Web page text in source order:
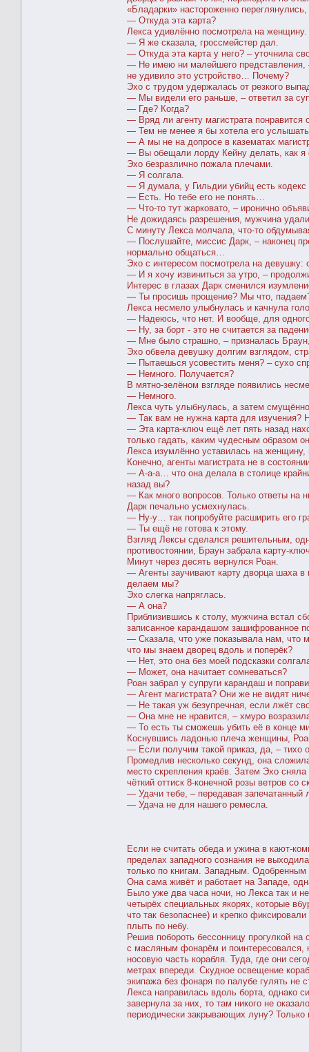
«Бладарки» настороженно
― Откуда эта карта?
Лекса удивлённо посмотрела на женщину.
― Я же сказала, гроссмейстер дал.
― Откуда эта карта у него? – уточнила
― Не имею ни малейшего представления,
не удивило это устройство… Почему?
Эхо с трудом удержалась от резкого
― Мы видели его раньше, – ответил за
― Где? Когда?
― Вряд ли агенту магистрата понравится
― Тем не менее я бы хотела его
― А мы не на допросе в казематах
― Вы обещали лорду Кейну делать, как я
Эхо безразлично пожала плечами.
― Я солгала.
― Я думала, у Гильдии убийц есть кодекс
― Есть. Но тебе его не понять…
― Что-то тут жарковато, – иронично
Не дожидаясь разрешения, мужчина
С минуту Лекса молчала, что-то
― Послушайте, миссис Дарк, – наконец
нормально общаться…
Эхо с интересом посмотрела на девушку:
― И я хочу извиниться за утро, –
Интерес в глазах Дарк сменился
― Ты просишь прощение? Мы что,
Лекса несмело улыбнулась и качнула
― Надеюсь, что нет. И вообще, для
― Ну, за борт - это не считается за
― Мне было страшно, – призналась
Эхо обвела девушку долгим взглядом,
― Пытаешься усовестить меня? – сухо
― Немного. Получается?
В мятно-зелёном взгляде появились
― Немного.
Лекса чуть улыбнулась, а затем
― Так вам не нужна карта для изучения?
― Эта карта-ключ ещё лет пять назад
только гадать, каким чудесным образом
Лекса изумлённо уставилась на
Конечно, агенты магистрата не в
― А-а-а… что она делала в столице
назад вы?
― Как много вопросов. Только ответы на
Дарк печально усмехнулась.
― Ну-у… так попробуйте расширить его
― Ты ещё не готова к этому.
Взгляд Лексы сделался решительным,
противостоянии, Браун забрала карту-
Минут через десять вернулся Роан.
― Агенты заучивают карту дворца шаха в
делаем мы?
Эхо слегка напряглась.
― А она?
Приблизившись к столу, мужчина встал
записанное карандашом зашифрованное
― Сказала, что уже показывала нам, что
что мы знаем дворец вдоль и поперёк?
― Нет, это она без моей подсказки
― Может, она начитает сомневаться?
Роан забрал у супруги карандаш и
― Агент магистрата? Они же не видят
― Не такая уж безупречная, если лжёт
― Она мне не нравится, – хмуро
― То есть ты сможешь убить её в конце
Коснувшись ладонью плеча женщины,
― Если получим такой приказ, да, – тихо
Промедлив несколько секунд, она
место скрепления краёв. Затем Эхо
чёткий оттиск 8-конечной розы ветров
― Удачи тебе, – передавая
― Удача не для нашего ремесла.
Если не считать обеда и ужина в кают-
пределах западного сознания не
только по книгам. Западным.
Она сама живёт и работает на Западе,
Было уже два часа ночи, но Лекса так и
четырёх специальных якорях, которые
что так безопаснее) и крепко
плыть по небу.
Решив побороть бессонницу прогулкой
с масляным фонарём и поинтересовался,
носовую часть корабля. Туда, где они
метрах впереди. Скудное освещение
экипажа без фонаря по палубе гулять не
Лекса направилась вдоль борта, однако
завернула за них, то там никого не
периодически закрывающих луну?